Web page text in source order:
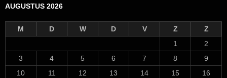
AUGUSTUS 2026
M D W D V Z
Z
1
2
3
4 5 6 7 8
9
10
11 12 13 14 15
16